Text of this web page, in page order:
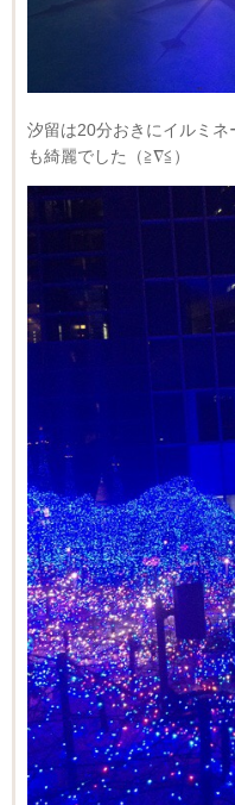
汐留は20分おきにイルミ
も綺麗でした（≧∇≦）